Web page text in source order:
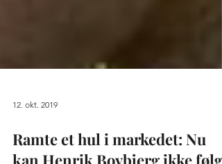
12. okt. 2019